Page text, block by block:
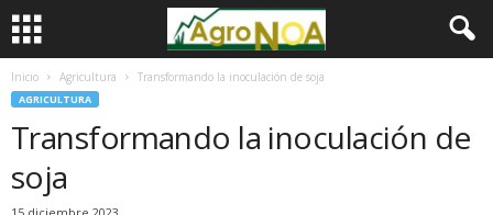
Inicio Agricultura Transformando la inoculación de soja
AGRICULTURA
Transformando la inoculación de
soja